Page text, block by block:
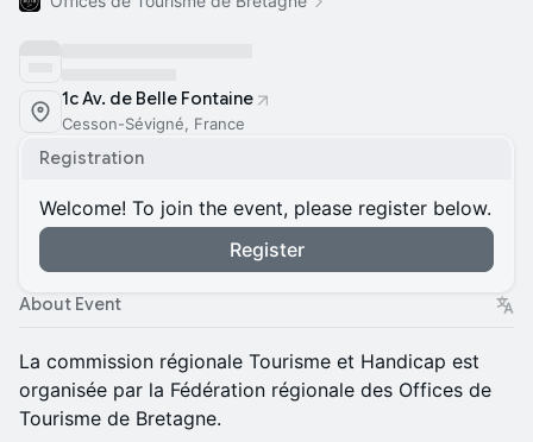
1c Av. de Belle Fontaine
Cesson-Sévigné, France
Registration
Welcome! To join the event, please register below.
Register
About Event
La commission régionale Tourisme et Handicap est
organisée par la Fédération régionale des Offices de
Tourisme de Bretagne.